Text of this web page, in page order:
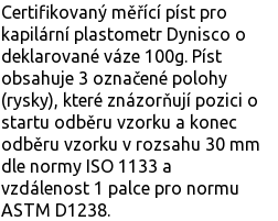
Certifikovaný měřící píst pro
kapilární plastometr Dynisco o
deklarované váze 100g. Píst
obsahuje 3 označené polohy
(rysky), které znázorňují pozici o
startu odběru vzorku a konec
odběru vzorku v rozsahu 30 mm
dle normy ISO 1133 a
vzdálenost 1 palce pro normu
ASTM D1238.